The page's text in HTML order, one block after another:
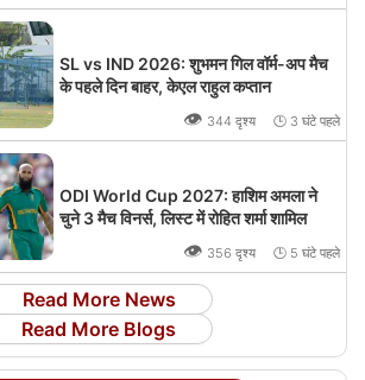
SL vs IND 2026: शुभमन गिल वॉर्म-अप मैच
के पहले दिन बाहर, केएल राहुल कप्तान
👁 344 दृश्य 🕒 3 घंटे पहले
ODI World Cup 2027: हाशिम अमला ने
चुने 3 मैच विनर्स, लिस्ट में रोहित शर्मा शामिल
👁 356 दृश्य 🕒 5 घंटे पहले
Read More News
Read More Blogs